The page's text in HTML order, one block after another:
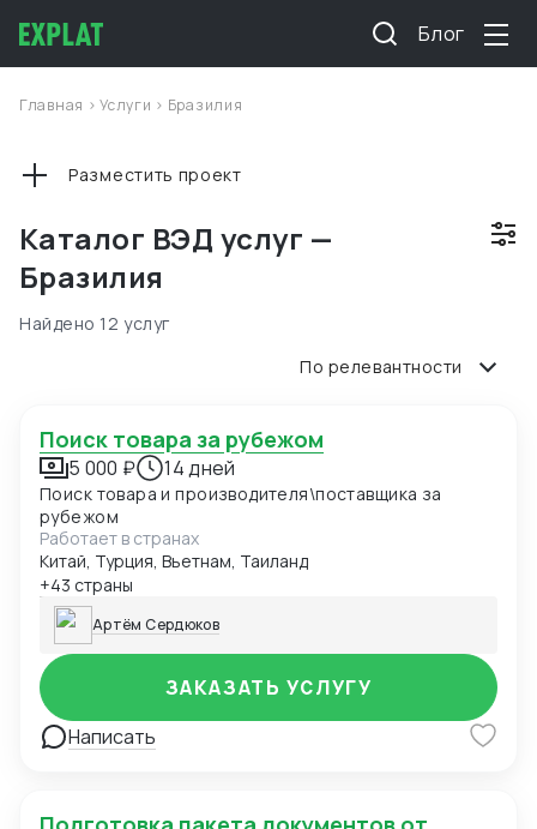
Блог
Главная >Услуги > Бразилия
Каталог ВЭД услуг —
Бразилия
Разместить проект
Найдено 12 услуг
По релевантности
Поиск товара за рубежом
5 000 ₽ 14 дней
Поиск товара и производителя\поставщика за
рубежом
Работает в странах
Китай, Турция, Вьетнам, Таиланд
+43 страны
Артём Сердюков
Написать
ЗАКАЗАТЬ УСЛУГУ